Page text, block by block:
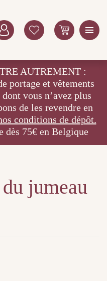
AUTREMENT :
portage et vêtements
vous n’avez plus
de les revendre en
conditions de dépôt.
75€ en Belgique
jumeau